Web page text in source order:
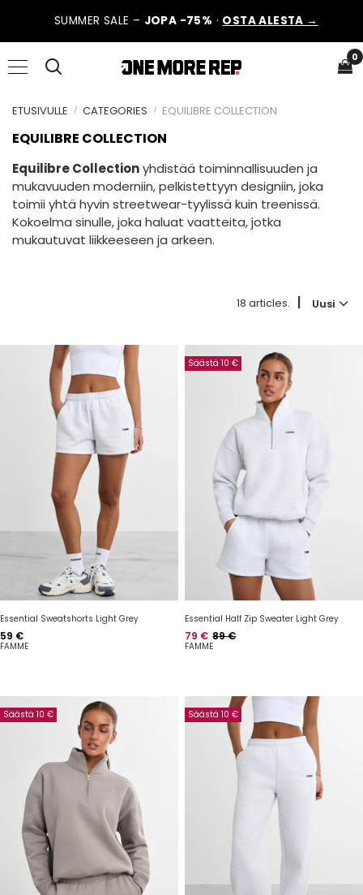
SUMMER SALE – JOPA -75% · OSTA ALESTA →
0
ETUSIVULLE CATEGORIES EQUILIBRE COLLECTION
EQUILIBRE COLLECTION
Equilibre Collectionyhdistää toiminnallisuuden ja
mukavuuden moderniin, pelkistettyyn designiin, joka
toimii yhtä hyvin streetwear-tyylissä kuin treenissä.
Kokoelma sinulle, joka haluat vaatteita, jotka
mukautuvat liikkeeseen ja arkeen.
18 articles. Uusi
Essential Sweatshorts Light Grey
Hinta
59 €
FAMME
Säästä 10 €
Essential Half Zip Sweater Light Grey
Hinta
79 € Normaalihinta
89 €
FAMME
Säästä 10 € Säästä 10 €